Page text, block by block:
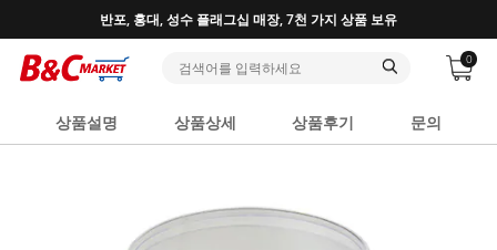
♥ 회원가입 특별혜택 (사업자 추가혜택) ♥
0
상품설명 상품상세 상품후기 문의